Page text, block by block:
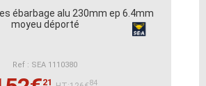
ébarbage alu 230mm ep 6.4mm
moyeu déporté
Ref : SEA 1110380
21 84